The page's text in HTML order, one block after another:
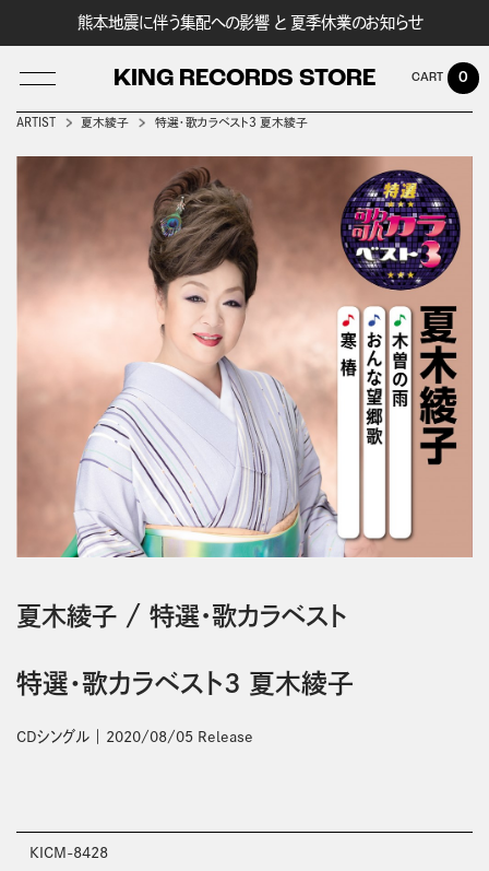
熊本地震に伴う集配への影響 と 夏季休業のお知らせ
KING RECORDS STORE
LOG IN
0
ARTIST 夏木綾子 特選・歌カラベスト3 夏木綾子
夏木綾子/ 特選・歌カラベスト
特選・歌カラベスト3 夏木綾子
CDシングル 2020/08/05 Release
KICM-8428